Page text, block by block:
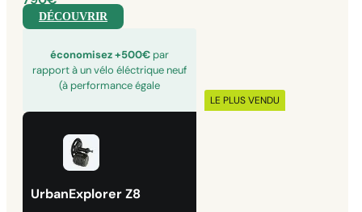
DÉCOUVRIR
économisez +500€ par
rapport à un vélo éléctrique neuf
(à performance égale
UrbanExplorer Z8
LE PLUS VENDU